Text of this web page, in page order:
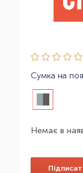
Сумка на
Немає в